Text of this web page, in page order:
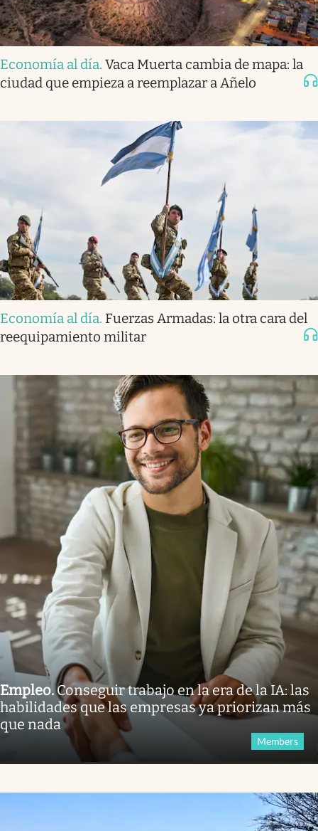
Economía al día. Vaca Muerta cambia de mapa: la
ciudad que empieza a reemplazar a Añelo
Economía al día. Fuerzas Armadas: la otra cara del
reequipamiento militar
Empleo.Conseguir trabajo en la era de la IA: las
habilidades que las empresas ya priorizan más
que nada
Members